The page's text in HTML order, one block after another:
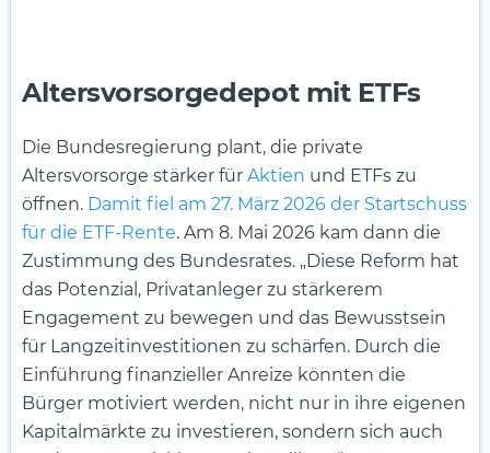
Altersvorsorgedepot mit ETFs
Die Bundesregierung plant, die private
Altersvorsorge stärker für Aktien und ETFs zu
öffnen. Damit fiel am 27. März 2026 der Startschuss
für die ETF-Rente. Am 8. Mai 2026 kam dann die
Zustimmung des Bundesrates. „Diese Reform hat
das Potenzial, Privatanleger zu stärkerem
Engagement zu bewegen und das Bewusstsein
für Langzeitinvestitionen zu schärfen. Durch die
Einführung finanzieller Anreize könnten die
Bürger motiviert werden, nicht nur in ihre eigenen
Kapitalmärkte zu investieren, sondern sich auch